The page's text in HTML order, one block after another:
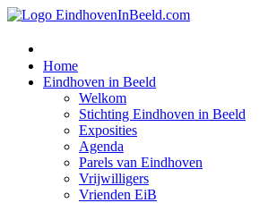
Home
Eindhoven in Beeld
Welkom
Stichting Eindhoven in Beeld
Exposities
Agenda
Parels van Eindhoven
Vrijwilligers
Vrienden EiB